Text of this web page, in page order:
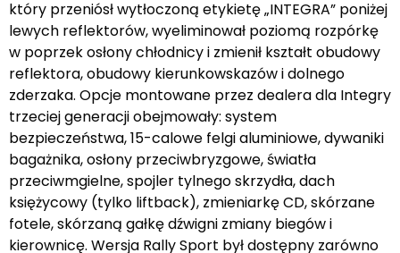
który przeniósł wytłoczoną etykietę „INTEGRA” poniżej
lewych reflektorów, wyeliminował poziomą rozpórkę
w poprzek osłony chłodnicy i zmienił kształt obudowy
reflektora, obudowy kierunkowskazów i dolnego
zderzaka. Opcje montowane przez dealera dla Integry
trzeciej generacji obejmowały: system
bezpieczeństwa, 15-calowe felgi aluminiowe, dywaniki
bagażnika, osłony przeciwbryzgowe, światła
przeciwmgielne, spojler tylnego skrzydła, dach
księżycowy (tylko liftback), zmieniarkę CD, skórzane
fotele, skórzaną gałkę dźwigni zmiany biegów i
kierownicę. Wersja Rally Sport był dostępny zarówno